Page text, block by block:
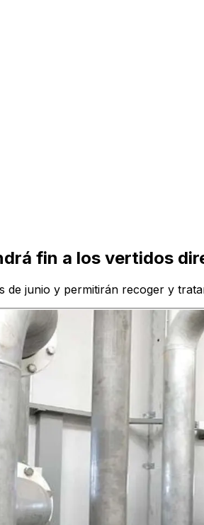
fin a los vertidos
de junio y permitirán recoger y